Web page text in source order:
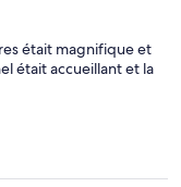
était magnifique et
était accueillant et la